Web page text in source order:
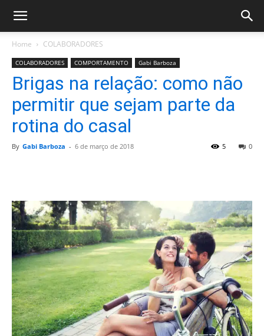
Home COLABORADORES
COLABORADORES COMPORTAMENTO Gabi Barboza
Brigas na relação: como não
permitir que sejam parte da
rotina do casal
By Gabi Barboza - 6 de março de 2018 0
5